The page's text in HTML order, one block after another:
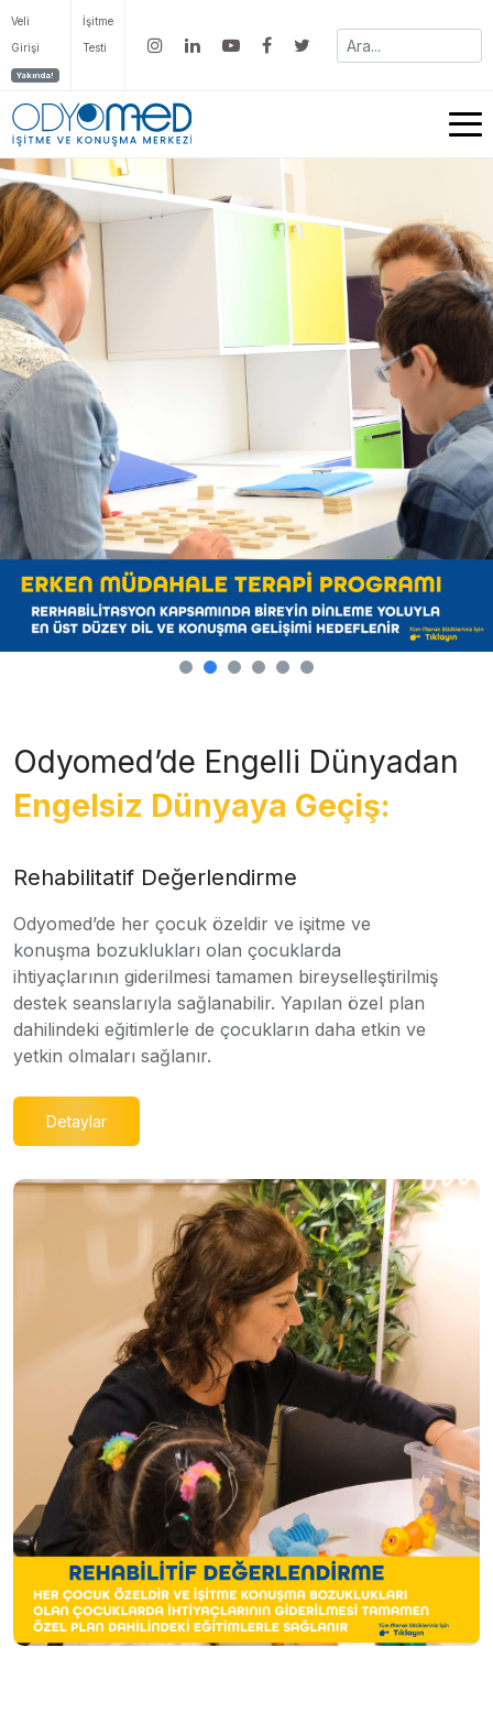
Veli
Girişi
Yakında!
İşitme
Testi
Odyomed’de Engelli Dünyadan
Engelsiz Dünyaya Geçiş:
Rehabilitatif Değerlendirme
Odyomed’de her çocuk özeldir ve işitme ve
konuşma bozuklukları olan çocuklarda
ihtiyaçlarının giderilmesi tamamen bireyselleştirilmiş
destek seanslarıyla sağlanabilir. Yapılan özel plan
dahilindeki eğitimlerle de çocukların daha etkin ve
yetkin olmaları sağlanır.
Detaylar